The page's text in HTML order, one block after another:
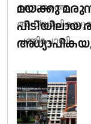
മയക്കു
പിടിയിലായ